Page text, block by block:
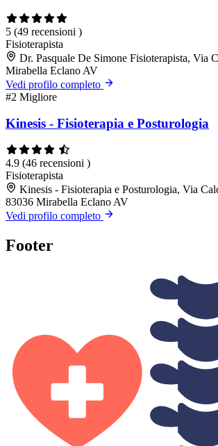
5 (49 recensioni )
Fisioterapista
Dr. Pasquale De Simone Fisioterapista, Via
Mirabella Eclano AV
Vedi profilo completo
#2 Migliore
Kinesis - Fisioterapia e Posturologia
4.9 (46 recensioni )
Fisioterapista
Kinesis - Fisioterapia e Posturologia, Via
83036 Mirabella Eclano AV
Vedi profilo completo
Footer